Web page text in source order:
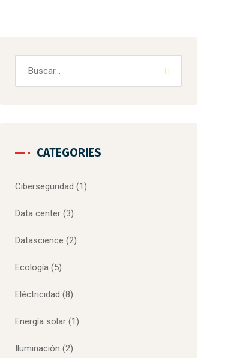
CATEGORIES
Ciberseguridad (1)
Data center (3)
Datascience (2)
Ecología (5)
Eléctricidad (8)
Energía solar (1)
Iluminación (2)